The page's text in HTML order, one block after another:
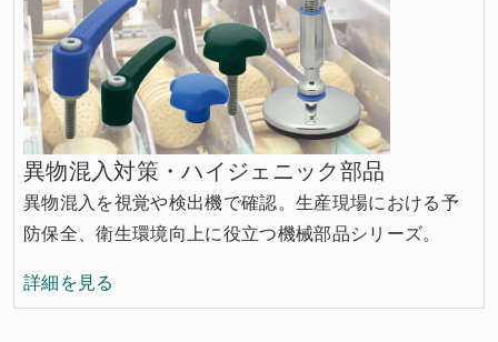
異物混入対策・ハイジェニック部品
異物混入を視覚や検出機で確認。生産現場における予
防保全、衛生環境向上に役立つ機械部品シリーズ。
異物混入対策・ハイジェニック部品の
詳細を見る